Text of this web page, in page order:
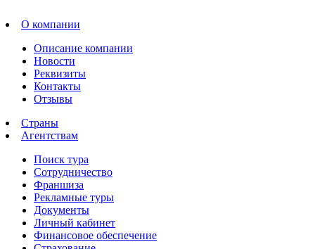
О компании
Описание компании
Новости
Реквизиты
Контакты
Отзывы
Страны
Агентствам
Поиск тура
Сотрудничество
Франшиза
Рекламные туры
Документы
Личный кабинет
Финансовое обеспечение